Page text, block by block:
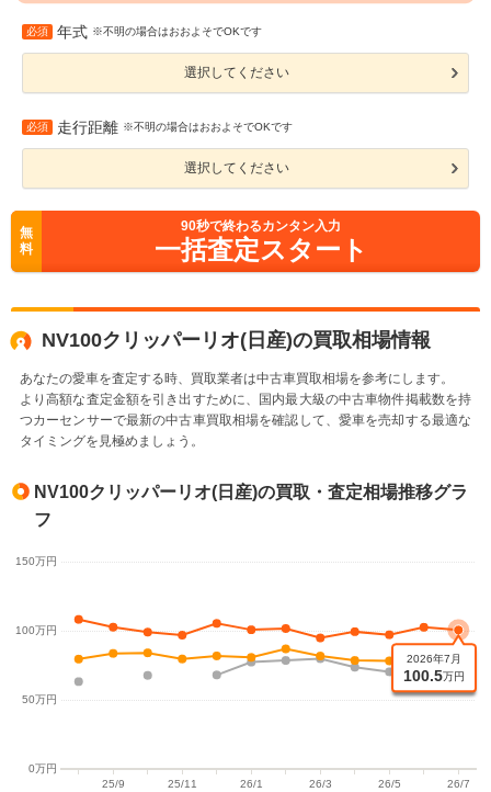
必須 年式 ※不明の場合はおおよそでOKです
選択してください
必須 走行距離 ※不明の場合はおおよそでOKです
選択してください
無
料
90秒で終わるカンタン入力
一括査定スタート
NV100クリッパーリオ(日産)の買取相場情報
あなたの愛車を査定する時、買取業者は中古車買取相場を参考にします。
より高額な査定金額を引き出すために、国内最大級の中古車物件掲載数を持
つカーセンサーで最新の中古車買取相場を確認して、愛車を売却する最適な
タイミングを見極めましょう。
NV100クリッパーリオ(日産)の買取・査定相場推移グラ
フ